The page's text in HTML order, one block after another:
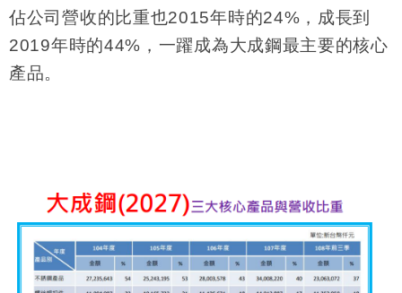
佔公司營收的比重也2015年時的24% ，成長到
2019年時的44% ，一躍成為大成鋼最主要的核心
產品。